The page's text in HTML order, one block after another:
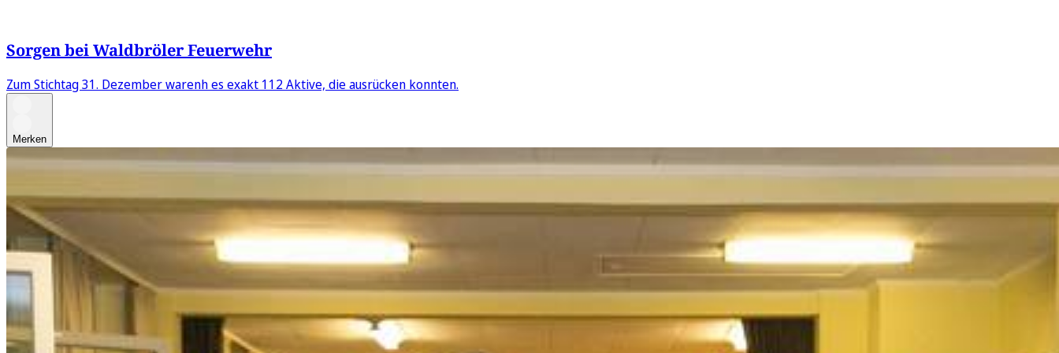
Sorgen bei Waldbröler Feuerwehr
Zum Stichtag 31. Dezember warenh es exakt 112 Aktive, die ausrücken konnten.
Merken